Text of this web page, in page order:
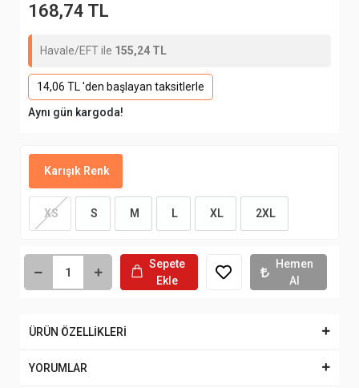
168,74 TL
Havale/EFT ile 155,24 TL
14,06 TL 'den başlayan taksitlerle
Aynı gün kargoda!
Karışık Renk
XS S M L XL 2XL
Sepete
Ekle
Hemen
Al
ÜRÜN ÖZELLİKLERİ
YORUMLAR